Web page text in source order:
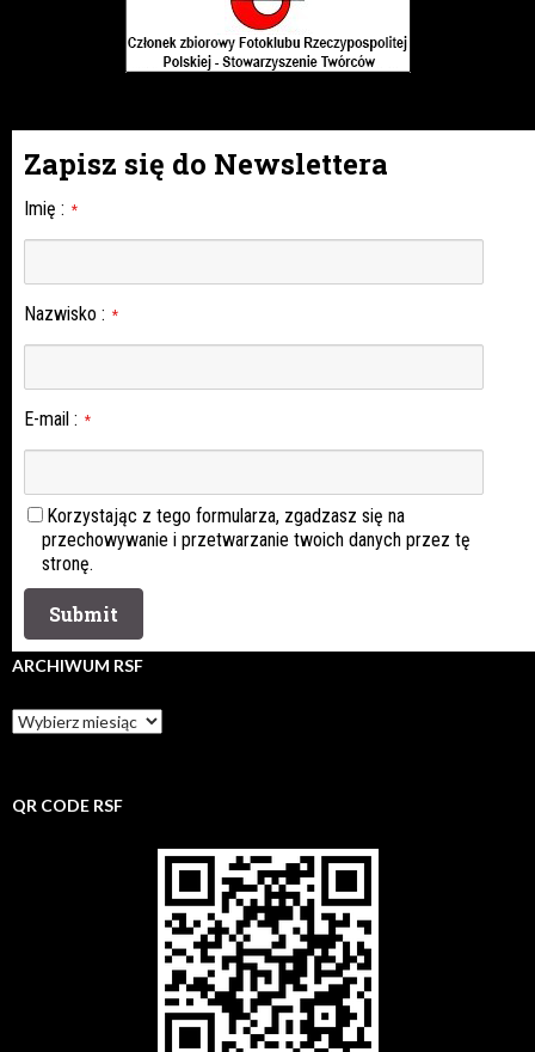
Zapisz się do Newslettera
Imię : *
Nazwisko : *
E-mail : *
Korzystając z tego formularza, zgadzasz się na
przechowywanie i przetwarzanie twoich danych przez tę
stronę.
ARCHIWUM RSF
Archiwum
rsf
QR CODE RSF